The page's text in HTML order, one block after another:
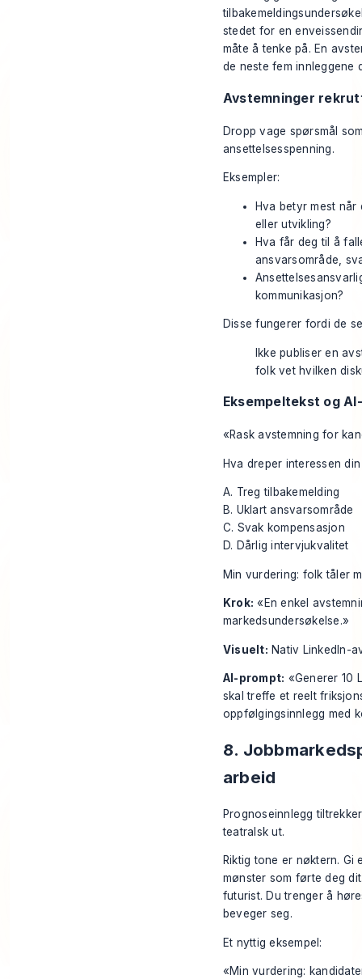
stedet for en
måte å tenke på. En
de neste fem innleggene
Avstemninger
Dropp vage spørsmål
ansettelsesspenning.
Eksempler:
Hva betyr mest når
eller utvikling?
Hva får deg til å
ansvarsområde,
kommunikasjon?
Disse fungerer fordi de
Ikke publiser en
folk vet hvilken
Eksempeltekst og
«Rask avstemning for
Hva dreper interessen
A. Treg tilbakemelding
B. Uklart ansvarsområde
C. Svak kompensasjon
D. Dårlig intervjukvalitet
Min vurdering: folk tåler
Krok: «En enkel
markedsundersøkelse.»
Visuelt: Nativ LinkedIn-
AI-prompt: «Generer 10
skal treffe et reelt
oppfølgingsinnlegg med
8.
arbeid
Prognoseinnlegg
teatralsk ut.
Riktig tone er nøktern. Gi
mønster som førte deg
futurist. Du trenger å
beveger seg.
Et nyttig eksempel:
«Min vurdering: